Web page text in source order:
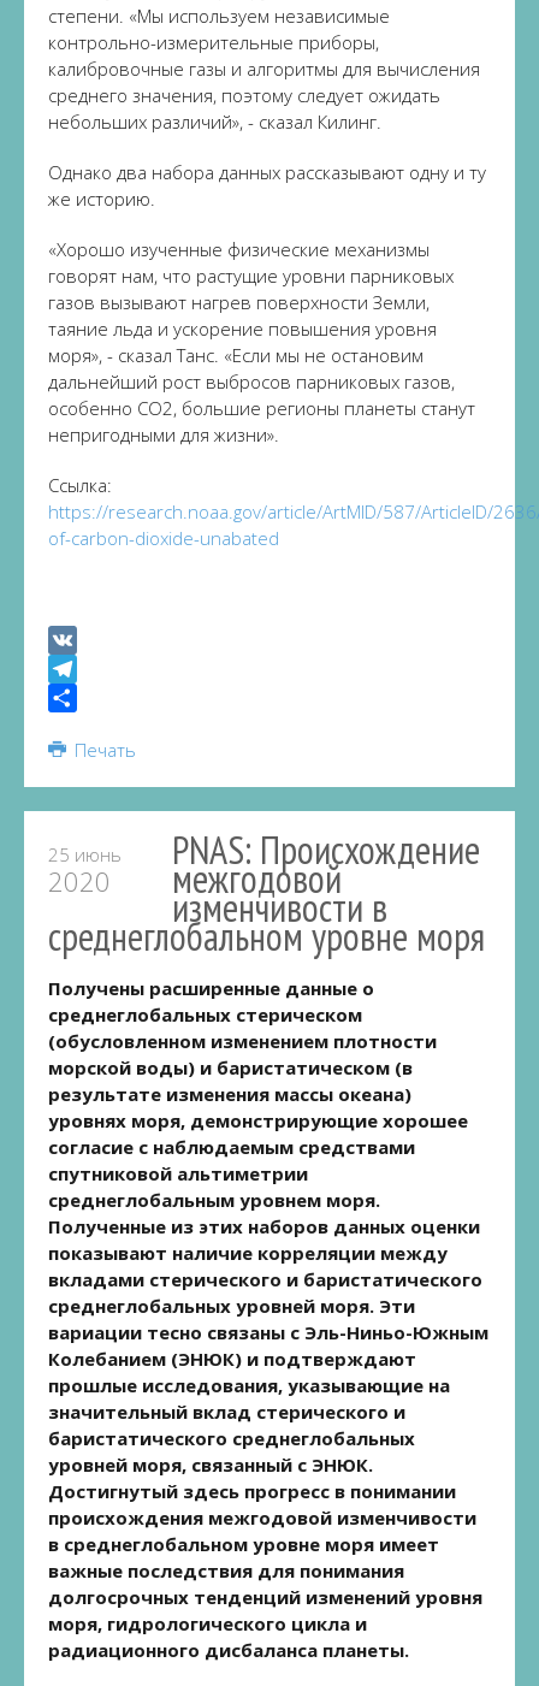
степени. «Мы используем независимые
контрольно-измерительные приборы,
калибровочные газы и алгоритмы для вычисления
среднего значения, поэтому следует ожидать
небольших различий», - сказал Килинг.
Однако два набора данных рассказывают одну и ту
же историю.
«Хорошо изученные физические механизмы
говорят нам, что растущие уровни парниковых
газов вызывают нагрев поверхности Земли,
таяние льда и ускорение повышения уровня
моря», - сказал Танс. «Если мы не остановим
дальнейший рост выбросов парниковых газов,
особенно CO2, большие регионы планеты станут
непригодными для жизни».
Ссылка:
https://research.noaa.gov/article/ArtMID/587/ArticleID/
of-carbon-dioxide-unabated
VK
Telegram
Печать
25 июнь
2020
PNAS: Происхождение
межгодовой
изменчивости в
среднеглобальном уровне моря
Получены расширенные данные о
среднеглобальных стерическом
(обусловленном изменением плотности
морской воды) и баристатическом (в
результате изменения массы океана)
уровнях моря, демонстрирующие хорошее
согласие с наблюдаемым средствами
спутниковой альтиметрии
среднеглобальным уровнем моря.
Полученные из этих наборов данных оценки
показывают наличие корреляции между
вкладами стерического и баристатического
среднеглобальных уровней моря. Эти
вариации тесно связаны с Эль-Ниньо-Южным
Колебанием (ЭНЮК) и подтверждают
прошлые исследования, указывающие на
значительный вклад стерического и
баристатического среднеглобальных
уровней моря, связанный с ЭНЮК.
Достигнутый здесь прогресс в понимании
происхождения межгодовой изменчивости
в среднеглобальном уровне моря имеет
важные последствия для понимания
долгосрочных тенденций изменений уровня
моря, гидрологического цикла и
радиационного дисбаланса планеты.